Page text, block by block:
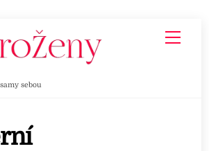
sebou